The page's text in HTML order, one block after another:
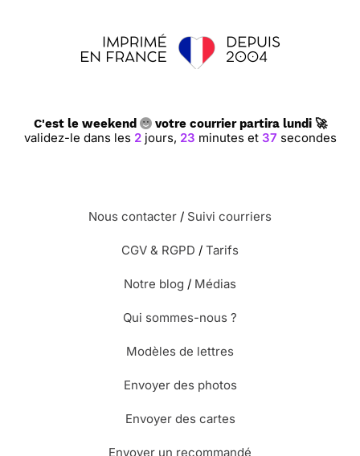
C'est le weekend votre courrier partira lundi 🚀
validez-le dans les 2jours, 23 minutes et 36 secondes
Nous contacter / Suivi courriers
CGV & RGPD / Tarifs
Notre blog / Médias
Qui sommes-nous ?
Modèles de lettres
Envoyer des photos
Envoyer des cartes
Envoyer un recommandé